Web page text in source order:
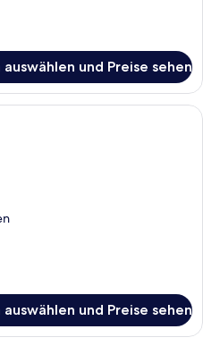
und Preise sehen
Ein Schlafzimmer mit Bett,
und Preise sehen